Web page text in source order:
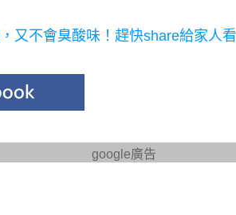
又不會臭酸味！趕快share給家人
google廣告